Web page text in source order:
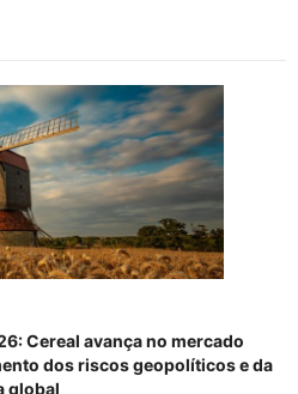
Cereal avança no mercado
dos riscos geopolíticos e da
global